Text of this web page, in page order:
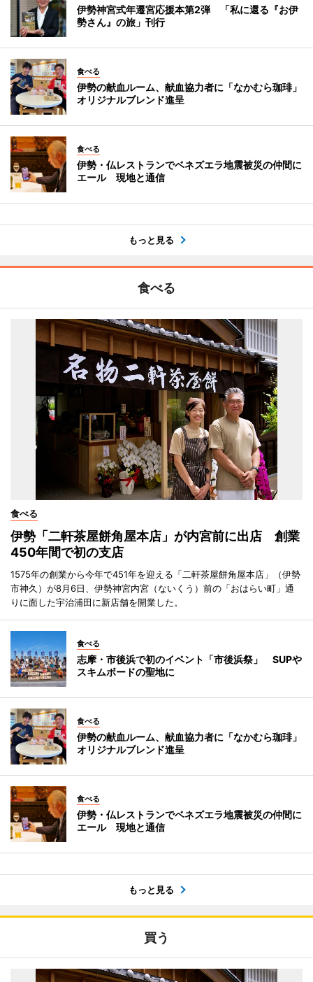
伊勢神宮式年遷宮応援本第2弾 「私に還る『お伊
勢さん』の旅」刊行
食べる
伊勢の献血ルーム、献血協力者に「なかむら珈琲」
オリジナルブレンド進呈
食べる
伊勢・仏レストランでベネズエラ地震被災の仲間に
エール 現地と通信
もっと見る
食べる
食べる
伊勢「二軒茶屋餅角屋本店」が内宮前に出店 創業
450年間で初の支店
1575年の創業から今年で451年を迎える「二軒茶屋餅角屋本店」（伊勢
市神久）が8月6日、伊勢神宮内宮（ないくう）前の「おはらい町」通
りに面した宇治浦田に新店舗を開業した。
食べる
志摩・市後浜で初のイベント「市後浜祭」 SUPや
スキムボードの聖地に
食べる
伊勢の献血ルーム、献血協力者に「なかむら珈琲」
オリジナルブレンド進呈
食べる
伊勢・仏レストランでベネズエラ地震被災の仲間に
エール 現地と通信
もっと見る
買う